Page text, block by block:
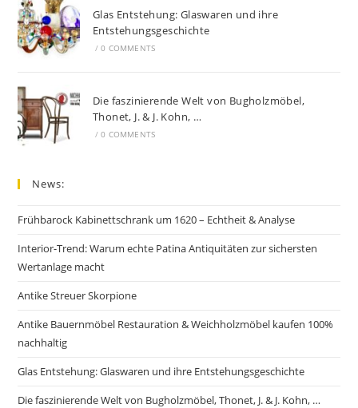
Glas Entstehung: Glaswaren und ihre
Entstehungsgeschichte
/ 0 COMMENTS
Die faszinierende Welt von Bugholzmöbel,
Thonet, J. & J. Kohn, …
/ 0 COMMENTS
News:
Frühbarock Kabinettschrank um 1620 – Echtheit & Analyse
Interior-Trend: Warum echte Patina Antiquitäten zur sichersten
Wertanlage macht
Antike Streuer Skorpione
Antike Bauernmöbel Restauration & Weichholzmöbel kaufen 100%
nachhaltig
Glas Entstehung: Glaswaren und ihre Entstehungsgeschichte
Die faszinierende Welt von Bugholzmöbel, Thonet, J. & J. Kohn, …